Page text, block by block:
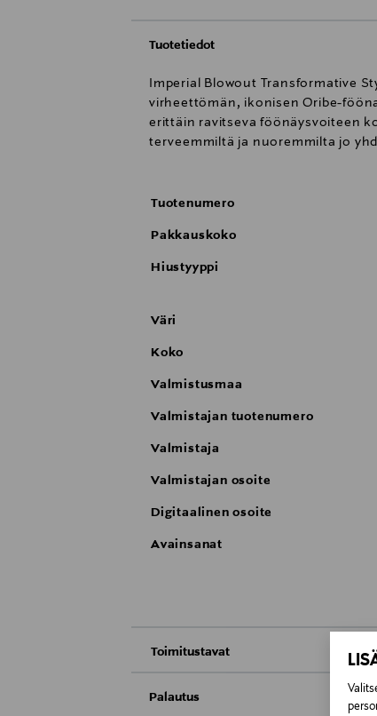
Tuotetiedot
Imperial Blowout Transformative
virheettömän, ikonisen Oribe-
erittäin ravitseva föönäysvoiteen
terveemmiltä ja nuoremmilta jo
Tuotenumero
Pakkauskoko
Hiustyyppi
Väri
Koko
Valmistusmaa
Valmistajan tuotenumero
Valmistaja
Valmistajan osoite
Digitaalinen osoite
Avainsanat
Toimitustavat
Palautus